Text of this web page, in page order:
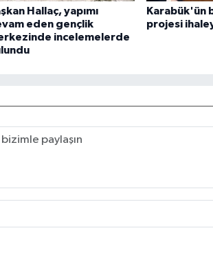
Hallaç, yapımı
eden gençlik
incelemelerde
Karabük'ün
projesi